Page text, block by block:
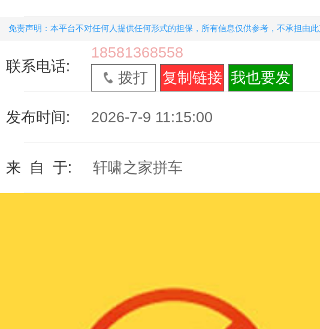
免责声明：本平台不对任何人提供任何形式的担保，所有信息仅供参考，不承担由
联系电话:
18581368558
拨打
复制链接 我也要发
发布时间: 2026-7-9 11:15:00
来 自 于: 轩啸之家拼车